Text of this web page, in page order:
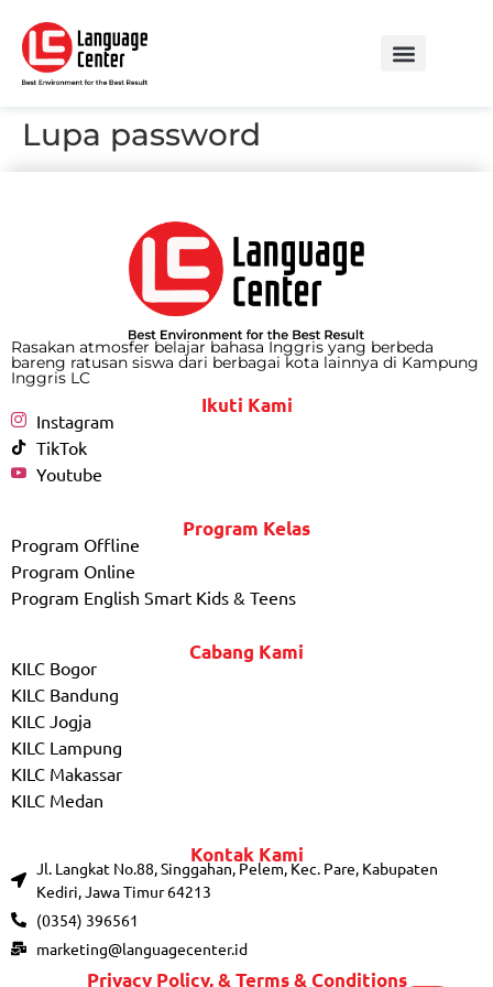
Lupa password
Rasakan atmosfer belajar bahasa Inggris yang berbeda
bareng ratusan siswa dari berbagai kota lainnya di Kampung
Inggris LC
Ikuti Kami
Instagram
TikTok
Youtube
Program Kelas
Program Offline
Program Online
Program English Smart Kids & Teens
Cabang Kami
KILC Bogor
KILC Bandung
KILC Jogja
KILC Lampung
KILC Makassar
KILC Medan
Kontak Kami
Jl. Langkat No.88, Singgahan, Pelem, Kec. Pare, Kabupaten
Kediri, Jawa Timur 64213
(0354) 396561
marketing@languagecenter.id
Privacy Policy, & Terms & Conditions